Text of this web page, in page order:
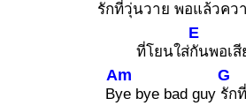
รักที่วุ่นวาย พอแล้วคว
ที่โยนใส่
E
กันพอเสี
B
Am
ye bye bad guy
G
รัก